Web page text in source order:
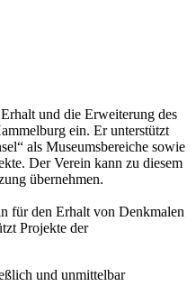
und die Erweiterung des
ein. Er unterstützt
als Museumsbereiche sowie
Der Verein kann zu diesem
übernehmen.
für den Erhalt von Denkmalen
Projekte der
und unmittelbar